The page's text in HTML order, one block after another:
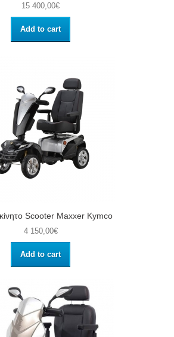
15 400,00€
Add to cart
Scooter Maxxer Kymco
4 150,00€
Add to cart